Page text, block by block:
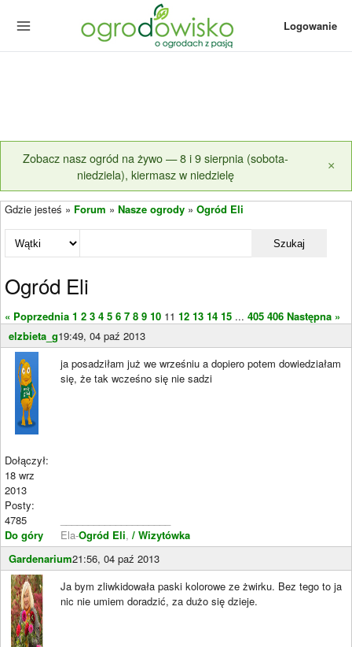
Logowanie
Zobacz nasz ogród na żywo — 8 i 9 sierpnia (sobota-
niedziela), kiermasz w niedzielę
×
Gdzie jesteś » Forum » Nasze ogrody » Ogród Eli
Szukaj
Ogród Eli
« Poprzednia 1 2 3 4 5 6 7 8 9 10 11 12 13 14 15 ... 405 406 Następna »
elzbieta_g19:49, 04 paź 2013
Dołączył:
18 wrz
2013
Posty:
4785
Do góry
ja posadziłam już we wrześniu a dopiero potem dowiedziałam
się, że tak wcześno się nie sadzi
Ela-Ogród Eli, / Wizytówka
Gardenarium21:56, 04 paź 2013
Ja bym zliwkidowała paski kolorowe ze żwirku. Bez tego to ja
nic nie umiem doradzić, za dużo się dzieje.